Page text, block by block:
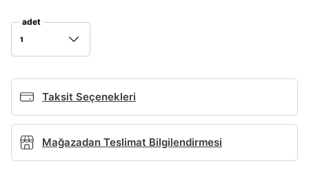
adet
1
Taksit Seçenekleri
Mağazadan Teslimat Bilgilendirmesi
BEDEN TABLOSU
E-posta Adresi*